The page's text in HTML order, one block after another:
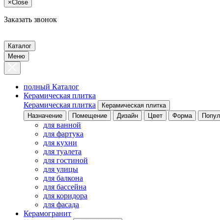
×Close
Заказать звонок
Каталог
Меню
полный Каталог
Керамическая плитка
Керамическая плитка
Керамическая плитка
Назначение
Помещение Дизайн Цвет Форма
для ванной
для фартука
для кухни
для туалета
для гостиной
для улицы
для балкона
для бассейна
для коридора
для фасада
Керамогранит